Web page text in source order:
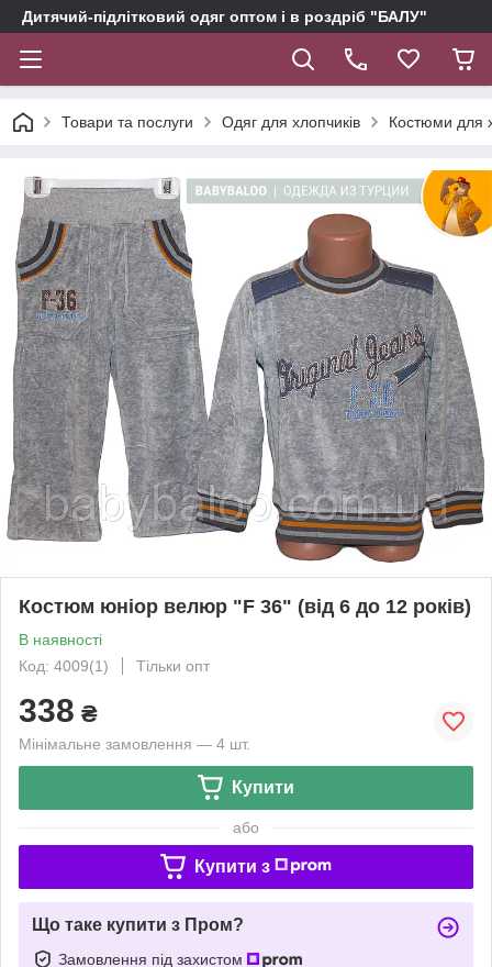
Дитячий-підлітковий одяг оптом і в роздріб "БАЛУ"
Товари та послуги Одяг для хлопчиків Костюми для
Костюм юніор велюр "F 36" (від 6 до 12 років)
В наявності
Код: 4009(1)
Тільки опт
338 ₴
Мінімальне замовлення — 4 шт.
Купити
або
Купити з
Що таке купити з Пром?
Замовлення під захистом